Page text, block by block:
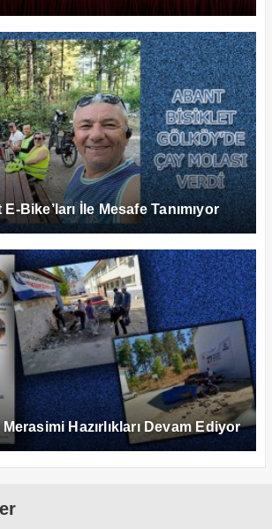
Bike’ları İle Mesafe Tanımıyor
Merasimi Hazırlıkları Devam Ediyor